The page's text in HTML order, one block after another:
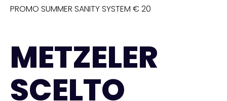
PROMO SUMMER SANITY SYSTEM € 20
METZELER
SCELTO